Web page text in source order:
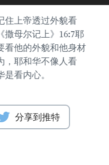
住上帝透过外貌看
撒母尔记上》16:7耶
看他的外貌和他身材
，耶和华不像人看
看内心。
分享到推特